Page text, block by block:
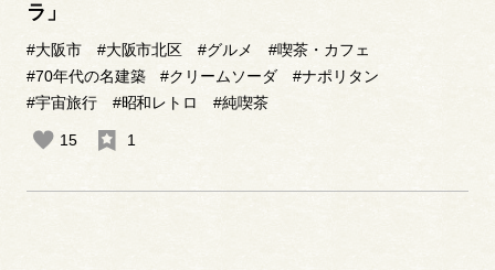
ラ」
#大阪市 #大阪市北区 #グルメ
#喫茶・カフェ
#70年代の名建築
#クリームソーダ
#ナポリタン
#宇宙旅行
#昭和レトロ #純喫茶
15 1